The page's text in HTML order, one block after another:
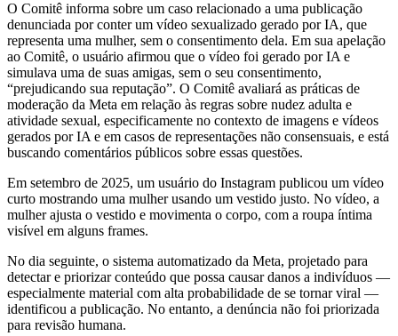
O Comitê informa sobre um caso relacionado a uma publicação
denunciada por conter um vídeo sexualizado gerado por IA, que
representa uma mulher, sem o consentimento dela. Em sua apelação
ao Comitê, o usuário afirmou que o vídeo foi gerado por IA e
simulava uma de suas amigas, sem o seu consentimento,
“prejudicando sua reputação”. O Comitê avaliará as práticas de
moderação da Meta em relação às regras sobre nudez adulta e
atividade sexual, especificamente no contexto de imagens e vídeos
gerados por IA e em casos de representações não consensuais, e está
buscando comentários públicos sobre essas questões.
Em setembro de 2025, um usuário do Instagram publicou um vídeo
curto mostrando uma mulher usando um vestido justo. No vídeo, a
mulher ajusta o vestido e movimenta o corpo, com a roupa íntima
visível em alguns frames.
No dia seguinte, o sistema automatizado da Meta, projetado para
detectar e priorizar conteúdo que possa causar danos a indivíduos —
especialmente material com alta probabilidade de se tornar viral —
identificou a publicação. No entanto, a denúncia não foi priorizada
para revisão humana.